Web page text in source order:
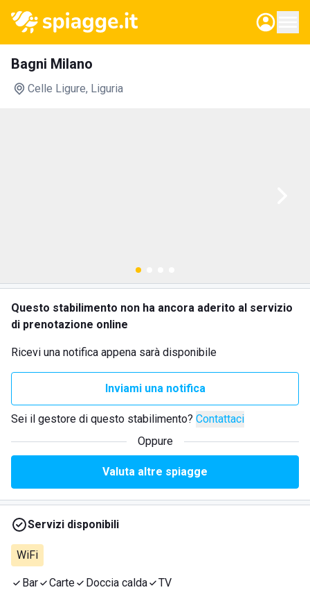
Bagni Milano
Celle Ligure, Liguria
Questo stabilimento non ha ancora aderito al servizio
di prenotazione online
Ricevi una notifica appena sarà disponibile
Inviami una notifica
Sei il gestore di questo stabilimento? Contattaci
Oppure
Valuta altre spiagge
Servizi disponibili
WiFi
Bar Carte Doccia calda TV